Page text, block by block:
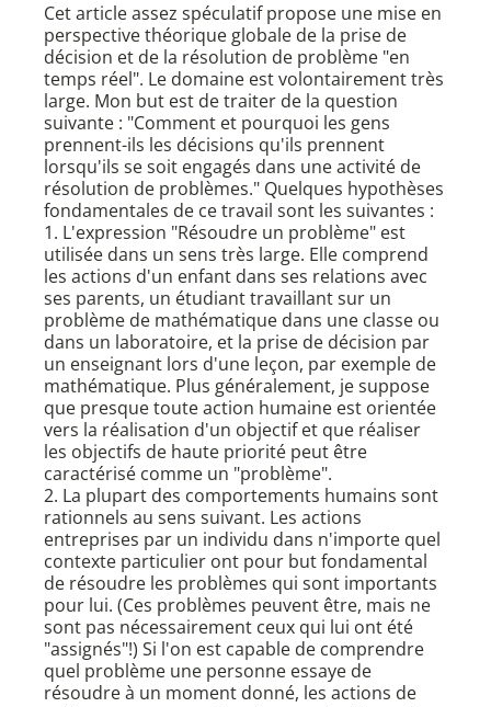
Cet article assez spéculatif propose une mise en
perspective théorique globale de la prise de
décision et de la résolution de problème "en
temps réel". Le domaine est volontairement très
large. Mon but est de traiter de la question
suivante : "Comment et pourquoi les gens
prennent-ils les décisions qu'ils prennent
lorsqu'ils se soit engagés dans une activité de
résolution de problèmes." Quelques hypothèses
fondamentales de ce travail sont les suivantes :
1. L'expression "Résoudre un problème" est
utilisée dans un sens très large. Elle comprend
les actions d'un enfant dans ses relations avec
ses parents, un étudiant travaillant sur un
problème de mathématique dans une classe ou
dans un laboratoire, et la prise de décision par
un enseignant lors d'une leçon, par exemple de
mathématique. Plus généralement, je suppose
que presque toute action humaine est orientée
vers la réalisation d'un objectif et que réaliser
les objectifs de haute priorité peut être
caractérisé comme un "problème".
2. La plupart des comportements humains sont
rationnels au sens suivant. Les actions
entreprises par un individu dans n'importe quel
contexte particulier ont pour but fondamental
de résoudre les problèmes qui sont importants
pour lui. (Ces problèmes peuvent être, mais ne
sont pas nécessairement ceux qui lui ont été
"assignés"!) Si l'on est capable de comprendre
quel problème une personne essaye de
résoudre à un moment donné, les actions de